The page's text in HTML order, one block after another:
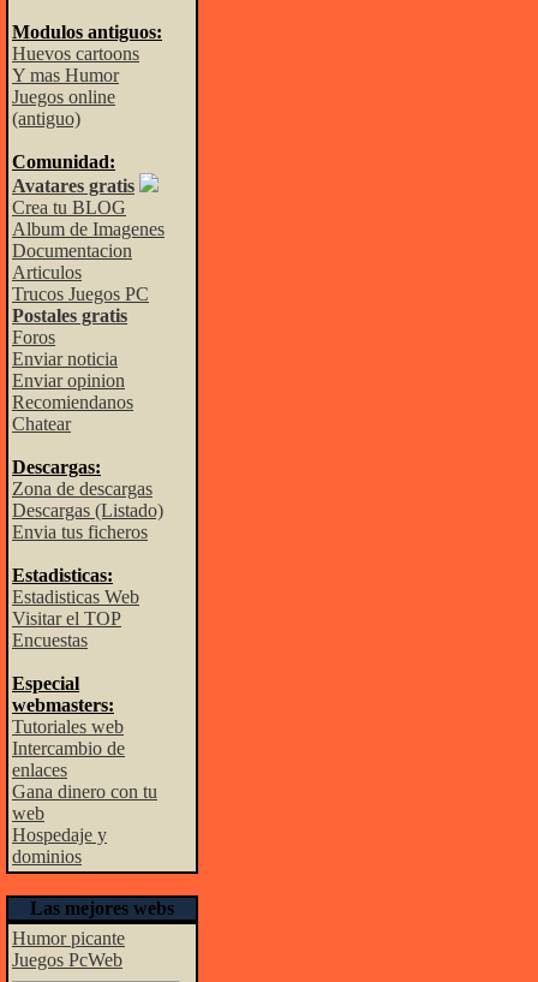
Modulos antiguos:
Huevos cartoons
Y mas Humor
Juegos online
(antiguo)
Comunidad:
Avatares gratis
Crea tu BLOG
Album de Imagenes
Documentacion
Articulos
Trucos Juegos PC
Postales gratis
Foros
Enviar noticia
Enviar opinion
Recomiendanos
Chatear
Descargas:
Zona de descargas
Descargas (Listado)
Envia tus ficheros
Estadisticas:
Estadisticas Web
Visitar el TOP
Encuestas
Especial
webmasters:
Tutoriales web
Intercambio de
enlaces
Gana dinero con tu
web
Hospedaje y
dominios
Las mejores webs
Humor picante
Juegos PcWeb